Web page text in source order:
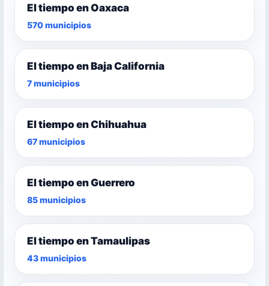
El tiempo en Oaxaca
570 municipios
El tiempo en Baja California
7 municipios
El tiempo en Chihuahua
67 municipios
El tiempo en Guerrero
85 municipios
El tiempo en Tamaulipas
43 municipios